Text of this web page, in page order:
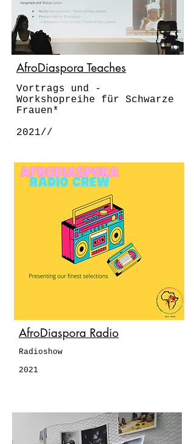
AfroDiaspora Teaches
Vortrags und -
Workshopreihe für Schwarze
Frauen*
2021//
AfroDiaspora Radio
Radioshow
2021